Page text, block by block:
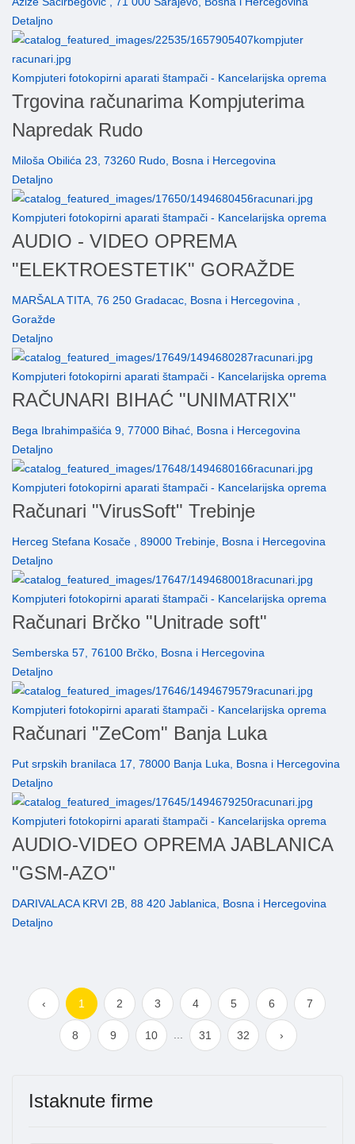
Detaljno
Kompjuteri fotokopirni aparati štampači - Kancelarijska oprema
Trgovina računarima Kompjuterima
Napredak Rudo
Miloša Obilića 23, 73260 Rudo, Bosna i Hercegovina
Detaljno
Kompjuteri fotokopirni aparati štampači - Kancelarijska oprema
AUDIO - VIDEO OPREMA
"ELEKTROESTETIK" GORAŽDE
MARŠALA TITA, 76 250 Gradacac, Bosna i Hercegovina ,
Goražde
Detaljno
Kompjuteri fotokopirni aparati štampači - Kancelarijska oprema
RAČUNARI BIHAĆ "UNIMATRIX"
Bega Ibrahimpašića 9, 77000 Bihać, Bosna i Hercegovina
Detaljno
Kompjuteri fotokopirni aparati štampači - Kancelarijska oprema
Računari "VirusSoft" Trebinje
Herceg Stefana Kosače , 89000 Trebinje, Bosna i Hercegovina
Detaljno
Kompjuteri fotokopirni aparati štampači - Kancelarijska oprema
Računari Brčko "Unitrade soft"
Semberska 57, 76100 Brčko, Bosna i Hercegovina
Detaljno
Kompjuteri fotokopirni aparati štampači - Kancelarijska oprema
Računari "ZeCom" Banja Luka
Put srpskih branilaca 17, 78000 Banja Luka, Bosna i Hercegovina
Detaljno
Kompjuteri fotokopirni aparati štampači - Kancelarijska oprema
AUDIO-VIDEO OPREMA JABLANICA
"GSM-AZO"
DARIVALACA KRVI 2B, 88 420 Jablanica, Bosna i Hercegovina
Detaljno
‹ 1 2 3 4 5 6 7
8 9 10 ... 31 32 ›
Istaknute firme